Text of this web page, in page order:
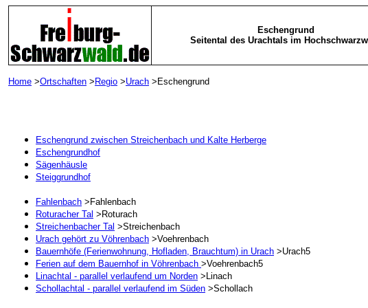
Eschengrund
Seitental des Urachtals im
Home >Ortschaften > Regio >Urach >Eschengrund
Eschengrund zwischen Streichenbach und Kalte Herberge
Eschengrundhof
Sägenhäusle
Steiggrundhof
Fahlenbach >Fahlenbach
Roturacher Tal >Roturach
Streichenbacher Tal >Streichenbach
Urach gehört zu Vöhrenbach >Voehrenbach
Bauernhöfe (Ferienwohnung, Hofladen, Brauchtum) in Urach >Urach5
Ferien auf dem Bauernhof in Vöhrenbach >Voehrenbach5
Linachtal - parallel verlaufend um Norden >Linach
Schollachtal - parallel verlaufend im Süden >Schollach